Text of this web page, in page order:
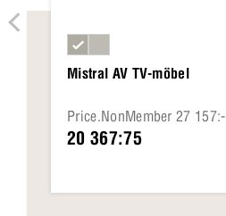
Mistral AV TV-möbel
Price.NonMember 27 157:-
20 367:75